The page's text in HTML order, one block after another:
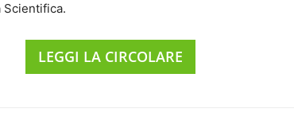
LEGGI LA CIRCOLARE